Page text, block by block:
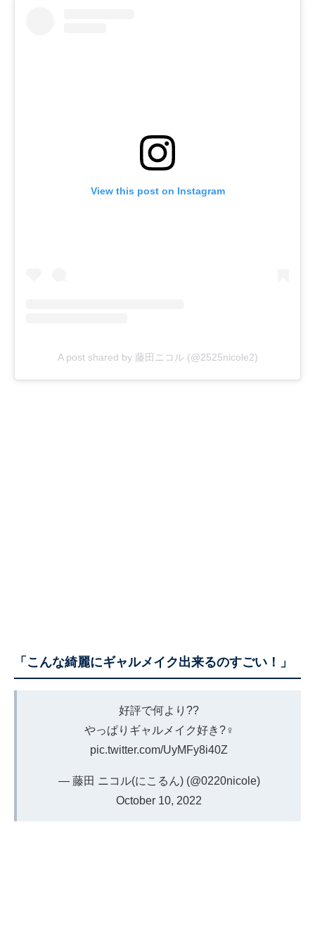
View this post on Instagram
A post shared by 藤田ニコル (@2525nicole2)
「こんな綺麗にギャルメイク出来るのすごい！」
好評で何より??
やっぱりギャルメイク好き?‍♀️
pic.twitter.com/UyMFy8i40Z
— 藤田 ニコル(にこるん) (@0220nicole)
October 10, 2022